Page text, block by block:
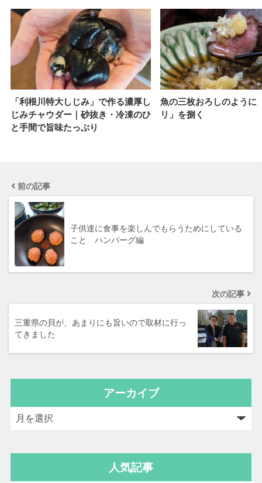
「利根川特大しじみ」で作る濃厚し
じみチャウダー｜砂抜き・冷凍のひ
と手間で旨味たっぷり
魚の三枚おろしのように
リ」を捌く
前の記事
子供達に食事を楽しんでもらうためにしている
こと ハンバーグ編
次の記事
三重県の貝が、あまりにも旨いので取材に行っ
てきました
アーカイブ
人気記事